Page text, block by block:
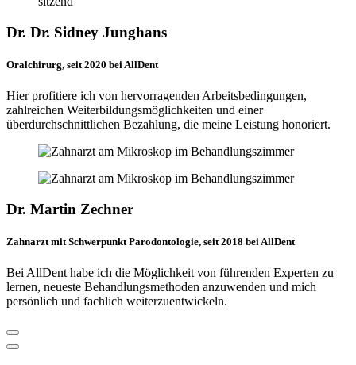
Dr. Dr. Sidney Junghans
Oralchirurg, seit 2020 bei AllDent
Hier profitiere ich von hervorragenden Arbeitsbedingungen,
zahlreichen Weiterbildungsmöglichkeiten und einer
überdurchschnittlichen Bezahlung, die meine Leistung honoriert.
Dr. Martin Zechner
Zahnarzt mit Schwerpunkt Parodontologie, seit 2018 bei AllDent
Bei AllDent habe ich die Möglichkeit von führenden Experten zu
lernen, neueste Behandlungsmethoden anzuwenden und mich
persönlich und fachlich weiterzuentwickeln.